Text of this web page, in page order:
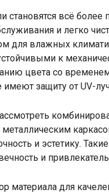
становятся всё более
и легко
для влажных
к
цвета со
защиту от UV-
и эстетику.
и
материала для